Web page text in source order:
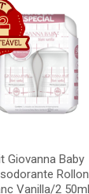
Giovanna Baby
Rollon
Vanilla/2 50ml